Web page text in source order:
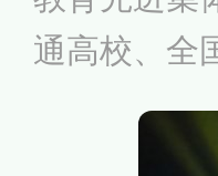
部“国家通
通高校、全
进基层党
区民族团